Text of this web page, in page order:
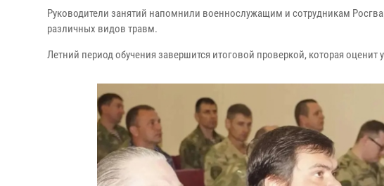
Руководители занятий напомнили военнослужащим и сотрудникам
различных видов травм.
Летний период обучения завершится итоговой проверкой, которая